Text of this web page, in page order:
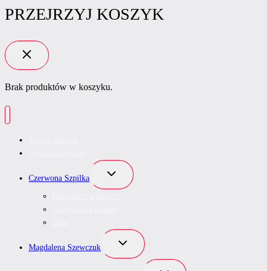
PRZEJRZYJ KOSZYK
Brak produktów w koszyku.
Czerwona Szpilka
Przełącz
menu
podrzędne
Magdalena Szewczuk
Przełącz
menu
podrzędne